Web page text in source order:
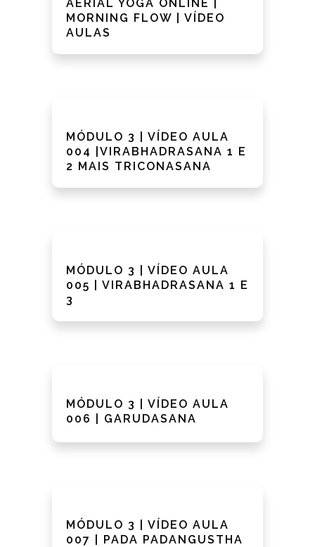
AERIAL YOGA ONLINE |
MORNING FLOW | VÍDEO
AULAS
MÓDULO 3 | VÍDEO AULA
004 |VIRABHADRASANA 1 E
2 MAIS TRICONASANA
MÓDULO 3 | VÍDEO AULA
005 | VIRABHADRASANA 1 E
3
MÓDULO 3 | VÍDEO AULA
006 | GARUDASANA
MÓDULO 3 | VÍDEO AULA
007 | PADA PADANGUSTHA